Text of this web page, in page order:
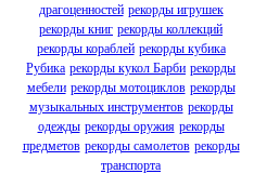
драгоценностей рекорды игрушек
рекорды книг рекорды коллекций
рекорды кораблей рекорды кубика
Рубика рекорды кукол Барби рекорды
мебели рекорды мотоциклов рекорды
музыкальных инструментов рекорды
одежды рекорды оружия рекорды
предметов рекорды самолетов рекорды
транспорта